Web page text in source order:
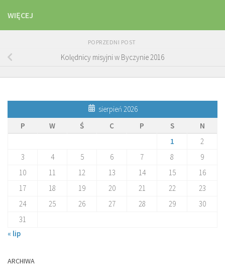
WIĘCEJ
POPRZEDNI POST
Kolędnicy misyjni w Byczynie 2016
sierpień 2026
P
W Ś C P S
N
1
2
3
4 5 6 7 8
9
10
11 12 13 14 15
16
17
18 19 20 21 22
23
24
25 26 27 28 29
30
31
« lip
ARCHIWA